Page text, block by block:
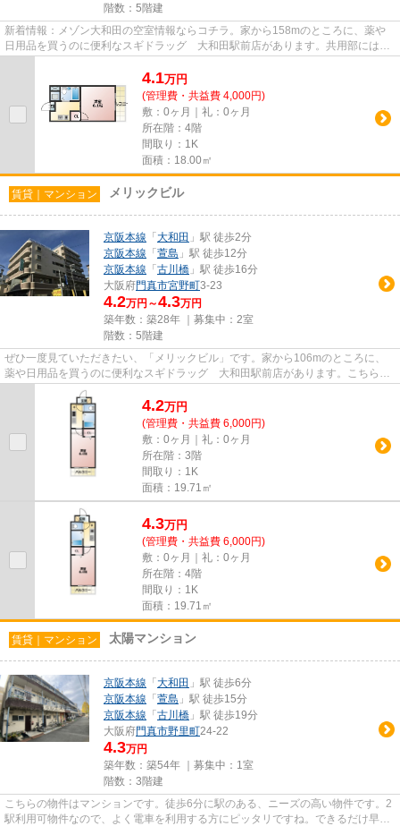
階数：5階建
新着情報：メゾン大和田の空室情報ならコチラ。家から158mのところに、薬や
日用品を買うのに便利なスギドラッグ 大和田駅前店があります。共用部にはエ
4.1万円
(管理費・共益費 4,000円)
敷：0ヶ月｜礼：0ヶ月
所在階：4階
間取り：1K
面積：18.00㎡
賃貸｜マンション メリックビル
京阪本線 「 大和田 」駅 徒歩2分
京阪本線 「 萱島 」駅 徒歩12分
京阪本線 「 古川橋 」駅 徒歩16分
大阪府門真市宮野町3-23
4.2万円～4.3万円
築年数：築28年 ｜募集中： 2室
階数：5階建
ぜひ一度見ていただきたい、「メリックビル」です。家から106mのところに、
薬や日用品を買うのに便利なスギドラッグ 大和田駅前店があります。こちらの
物件からは2駅が近くにあり、移...
4.2万円
(管理費・共益費 6,000円)
敷：0ヶ月｜礼：0ヶ月
所在階：3階
間取り：1K
面積：19.71㎡
4.3万円
(管理費・共益費 6,000円)
敷：0ヶ月｜礼：0ヶ月
所在階：4階
間取り：1K
面積：19.71㎡
賃貸｜マンション 太陽マンション
京阪本線 「 大和田 」駅 徒歩6分
京阪本線 「 萱島 」駅 徒歩15分
京阪本線 「 古川橋 」駅 徒歩19分
大阪府門真市野里町24-22
4.3万円
築年数：築54年 ｜募集中： 1室
階数：3階建
こちらの物件はマンションです。徒歩6分に駅のある、ニーズの高い物件です。2
駅利用可物件なので、よく電車を利用する方にピッタリですね。できるだけ早め